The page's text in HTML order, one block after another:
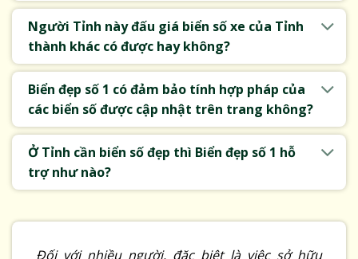
Người Tỉnh này đấu giá biển số xe của Tỉnh
thành khác có được hay không?
Biển đẹp số 1 có đảm bảo tính hợp pháp của
các biển số được cập nhật trên trang không?
Ở Tỉnh cần biển số đẹp thì Biển đẹp số 1 hỗ
trợ như nào?
Đối với nhiều người, đặc biệt là việc sở hữu